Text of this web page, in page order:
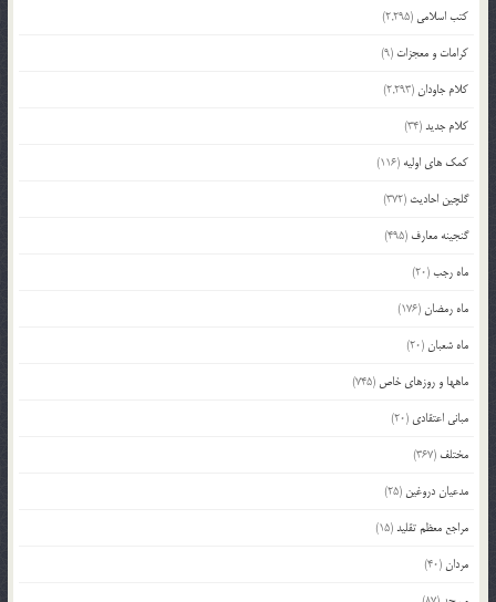
کتب اسلامی (2,295)
کرامات و معجزات (9)
کلام جاودان(2,293)
کلام جدید(34)
کمک های اولیه (116)
گلچین احادیث (372)
گنجینه معارف (495)
ماه رجب(20)
ماه رمضان(176)
ماه شعبان(20)
ماهها و روزهای خاص (745)
مبانی اعتقادی (20)
مختلف (367)
مدعیان دروغین (25)
مراجع معظم تقلید(15)
مردان(40)